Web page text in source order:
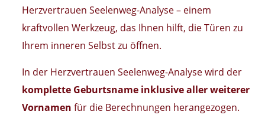
Herzvertrauen Seelenweg-Analyse – einem
kraftvollen Werkzeug, das Ihnen hilft, die Türen zu
Ihrem inneren Selbst zu öffnen.
In der Herzvertrauen Seelenweg-Analyse wird der
komplette Geburtsname inklusive aller weiterer
Vornamen für die Berechnungen herangezogen.